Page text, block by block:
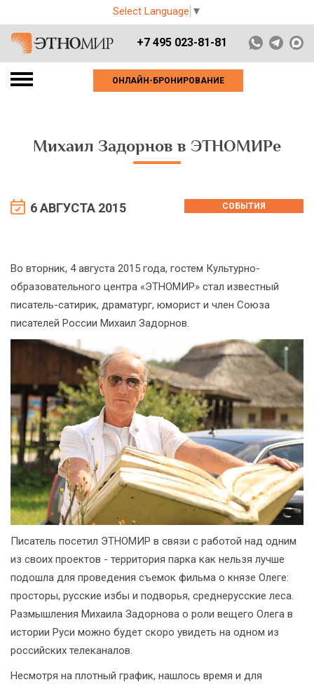
Select Language ▼
+7 495 023-81-81
ОНЛАЙН-БРОНИРОВАНИЕ
Михаил Задорнов в ЭТНОМИРе
6 АВГУСТА 2015 СОБЫТИЯ
Во вторник, 4 августа 2015 года, гостем Культурно-
образовательного центра «ЭТНОМИР» стал известный
писатель-сатирик, драматург, юморист и член Союза
писателей России Михаил Задорнов.
Писатель посетил ЭТНОМИР в связи с работой над одним
из своих проектов - территория парка как нельзя лучше
подошла для проведения съемок фильма о князе Олеге:
просторы, русские избы и подворья, среднерусские леса.
Размышления Михаила Задорнова о роли вещего Олега в
истории Руси можно будет скоро увидеть на одном из
российских телеканалов.
Несмотря на плотный график, нашлось время и для